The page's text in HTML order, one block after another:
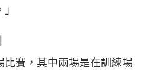
比賽，其中兩場是在訓練場